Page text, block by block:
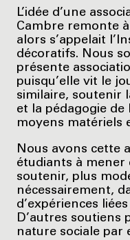
L’idée d’une
Cambre remonte
alors s’appelait
décoratifs. Nous
présente
puisqu’elle vit le
similaire, soutenir
et la pédagogie de
moyens matériels
Nous avons cette
étudiants à mener
soutenir, plus
nécessairement,
d’expériences
D’autres soutiens
nature sociale par